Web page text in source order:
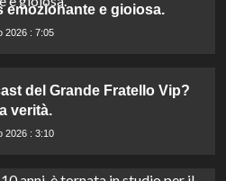
emozionante e gioiosa.
2026 : 7:05
del Grande Fratello Vip?
verità.
2026 : 3:10